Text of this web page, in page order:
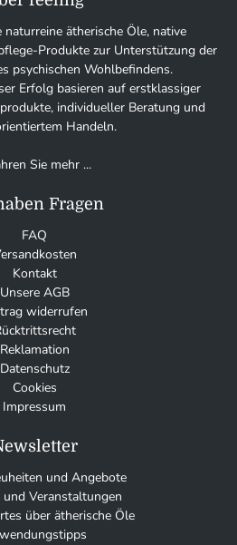
ätherische Öle, native
Produkte zur Unterstützung der
psychischen Wohlbefindens.
Erfolg basieren auf erstklassiger
individueller Beratung und
Handeln.
Sie mehr ...
Fragen
FAQ
Kontakt
Unsere AGB
widerrufen
Reklamation
Datenschutz
Cookies
Impressum
und Angebote
und Veranstaltungen
über ätherische Öle